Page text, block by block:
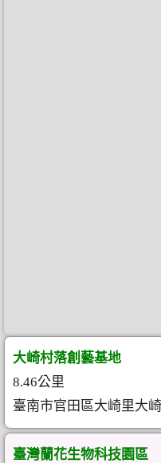
大崎村落創藝基地
8.46公里
臺南市官田區大崎里大
臺灣蘭花生物科技園區